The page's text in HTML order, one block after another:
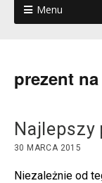
Menu
prezent
Najlepszy
30 MARCA 2015
Niezależnie od